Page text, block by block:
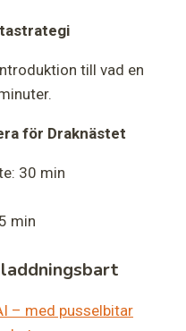
till vad en
för Draknästet
30 min
min
– med pusselbitar